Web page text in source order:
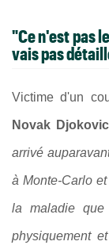
"Ce n'est pas
vais pas
Victime d'un
Novak Djokovic
arrivé
à Monte-Carlo
la maladie
physiquement